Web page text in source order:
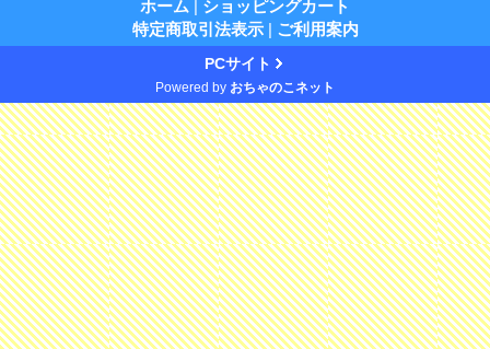
ホーム | ショッピングカート
特定商取引法表示 | ご利用案内
PCサイト
Powered by おちゃのこネット